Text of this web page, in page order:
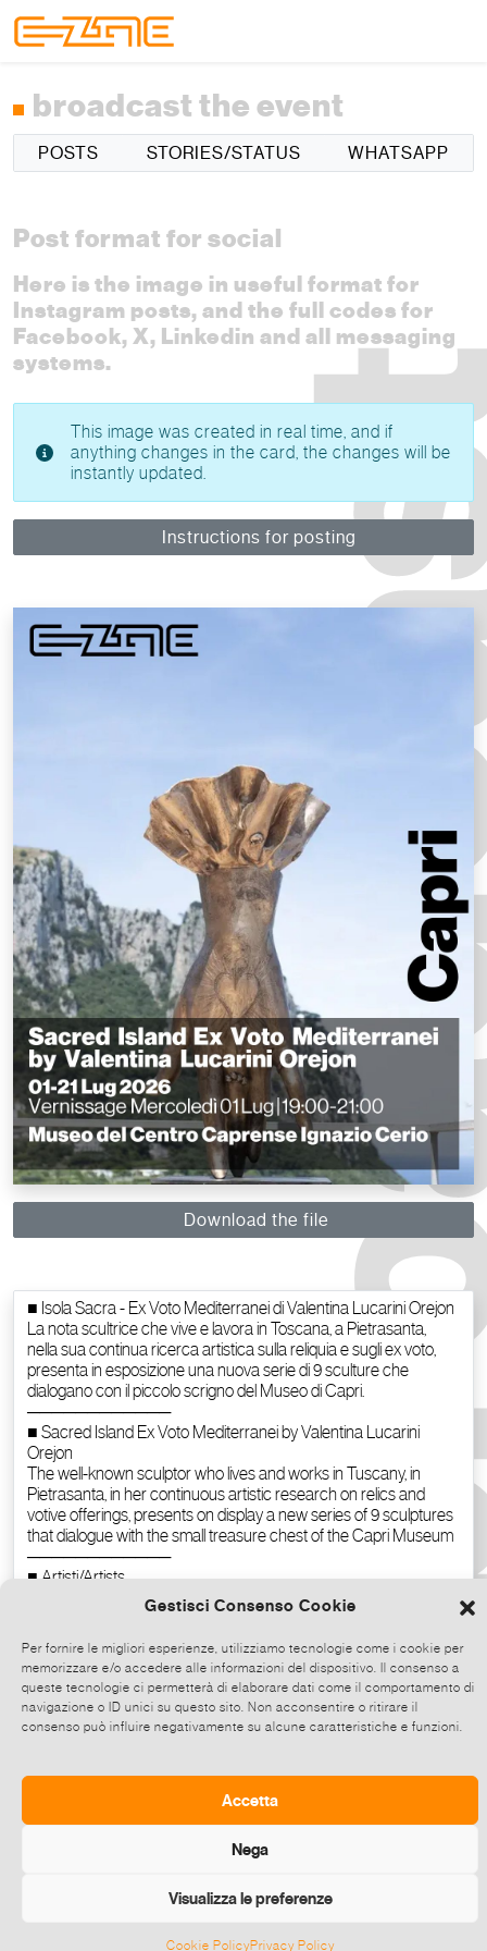
Gestisci Consenso Cookie
Per fornire le migliori esperienze, utilizziamo tecnologie come i cookie per
memorizzare e/o accedere alle informazioni del dispositivo. Il consenso a
queste tecnologie ci permetterà di elaborare dati come il comportamento di
navigazione o ID unici su questo sito. Non acconsentire o ritirare il
consenso può influire negativamente su alcune caratteristiche e funzioni.
Accetta
Nega
Visualizza le preferenze
Cookie PolicyPrivacy Policy
broadcast the event
POSTS STORIES/STATUS WHATSAPP
Post format for social
Here is the image in useful format for
Instagram posts, and the full codes for
Facebook, X, Linkedin and all messaging
systems.
This image was created in real time, and if
anything changes in the card, the changes will be
instantly updated.
Instructions for posting
Download the file